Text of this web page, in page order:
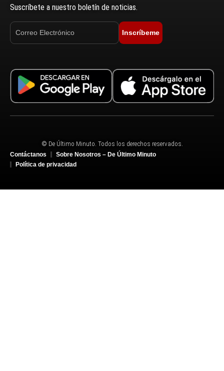
Suscríbete a nuestro boletín de noticias.
Inscríbeme
© De Último Minuto. Todos los derechos reservados.
Contáctanos
Sobre Nosotros – De Último Minuto
Política de privacidad